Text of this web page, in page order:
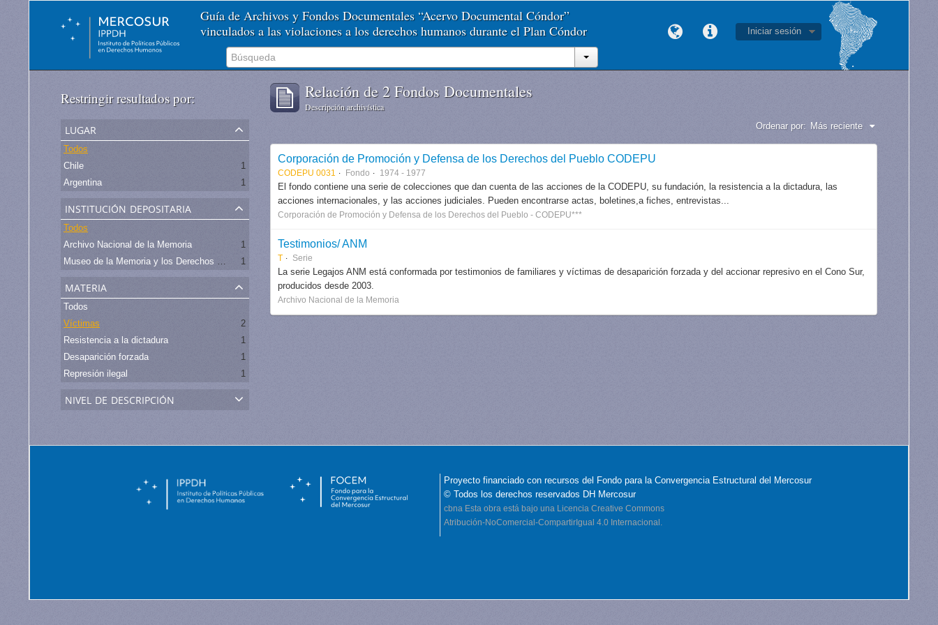
Guía de Archivos y Fondos Documentales “Acervo Documental Cóndor”
vinculados a las violaciones a los derechos humanos durante el Plan Cóndor
Iniciar sesión
Restringir resultados por:
lugar
Todos
Chile
1
Argentina
1
institución depositaria
Todos
Archivo Nacional de la Memoria
1
Museo de la Memoria y los Derechos Humanos - Chile
1
materia
Todos
Víctimas
2
Resistencia a la dictadura
1
Desaparición forzada
1
Represión ilegal
1
nivel de descripción
Relación de 2 Fondos Documentales
Descripción archivística
Ordenar por: Más reciente
Corporación de Promoción y Defensa de los Derechos del Pueblo CODEPU
CODEPU 0031 Fondo 1974 - 1977
El fondo contiene una serie de colecciones que dan cuenta de las acciones de la CODEPU, su fundación, la resistencia a la dictadura, las
acciones internacionales, y las acciones judiciales. Pueden encontrarse actas, boletines,a fiches, entrevistas...
Corporación de Promoción y Defensa de los Derechos del Pueblo - CODEPU***
Testimonios/ ANM
T Serie
La serie Legajos ANM está conformada por testimonios de familiares y víctimas de desaparición forzada y del accionar represivo en el Cono Sur,
producidos desde 2003.
Archivo Nacional de la Memoria
Proyecto financiado con recursos del Fondo para la Convergencia Estructural del Mercosur
© Todos los derechos reservados DH Mercosur
cbna Esta obra está bajo una Licencia Creative Commons
Atribución-NoComercial-CompartirIgual 4.0 Internacional.